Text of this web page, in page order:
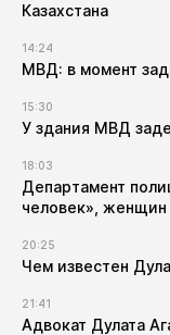
Казахстана
14:24
МВД: в момент
15:30
У здания МВД
18:03
Департамент
человек», женщин
20:25
Чем известен
21:41
Адвокат Дулата